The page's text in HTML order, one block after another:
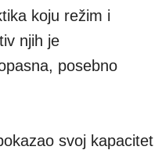
koju režim i
njih je
posebno
svoj kapacitet